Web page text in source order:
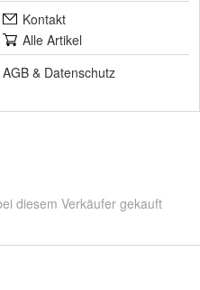
Kontakt
Alle Artikel
AGB & Datenschutz
diesem Verkäufer gekauft